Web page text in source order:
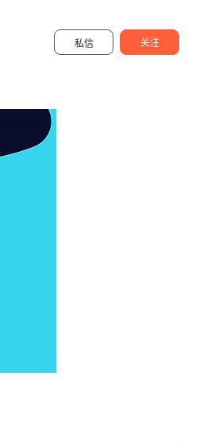
私信 关注